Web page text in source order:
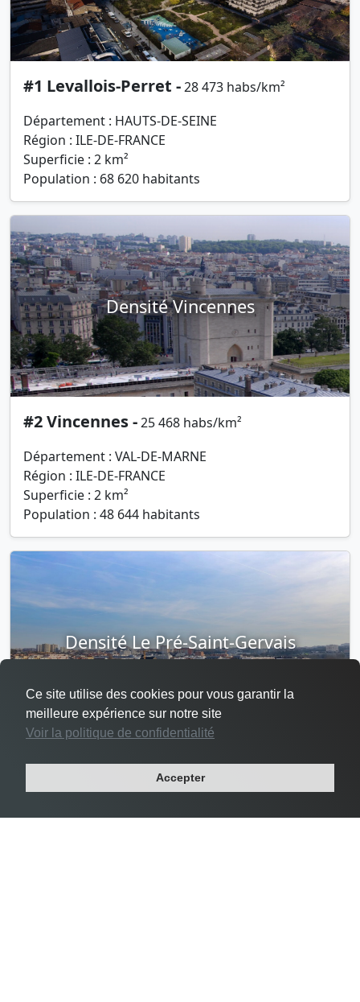
#1 Levallois-Perret -28 473 habs/km²
Département : HAUTS-DE-SEINE
Région : ILE-DE-FRANCE
Superficie : 2 km²
Population : 68 620 habitants
Densité Vincennes
#2 Vincennes -25 468 habs/km²
Département : VAL-DE-MARNE
Région : ILE-DE-FRANCE
Superficie : 2 km²
Population : 48 644 habitants
Densité Le Pré-Saint-Gervais
Département : SEINE-SAINT-DENIS
Ce site utilise des cookies pour vous garantir la
meilleure expérience sur notre site
Voir la politique de confidentialité
Accepter